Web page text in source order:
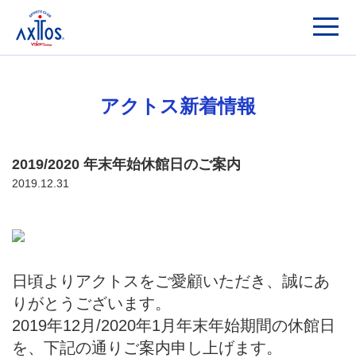
アクトス新着情報
2019/2020 年末年始休館日のご案内
2019.12.31
日頃よりアクトスをご愛顧いただき、誠にあ
りがとうございます。
2019年12月/2020年1月年末年始期間の休館日
を、下記の通りご案内申し上げます。